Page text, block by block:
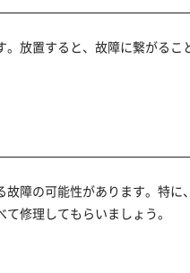
。放置すると、故障に繋がる
故障の可能性があります。特
修理してもらいましょう。